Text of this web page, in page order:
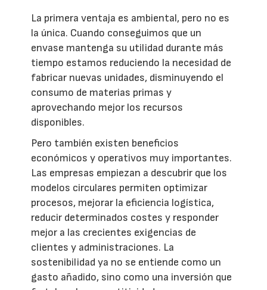
La primera ventaja es ambiental, pero no es
la única. Cuando conseguimos que un
envase mantenga su utilidad durante más
tiempo estamos reduciendo la necesidad de
fabricar nuevas unidades, disminuyendo el
consumo de materias primas y
aprovechando mejor los recursos
disponibles.
Pero también existen beneficios
económicos y operativos muy importantes.
Las empresas empiezan a descubrir que los
modelos circulares permiten optimizar
procesos, mejorar la eficiencia logística,
reducir determinados costes y responder
mejor a las crecientes exigencias de
clientes y administraciones. La
sostenibilidad ya no se entiende como un
gasto añadido, sino como una inversión que